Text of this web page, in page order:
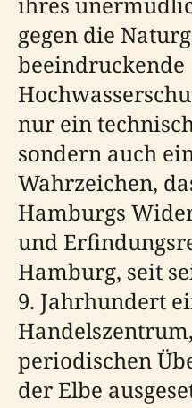
gegen die
beeindruckende
nur ein
sondern auch
Wahrzeichen,
Hamburgs
und
Hamburg, seit
9. Jahrhundert
periodischen
der Elbe